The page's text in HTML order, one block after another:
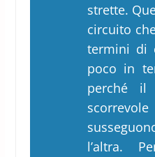
strette.
circuito
termini di
poco in
perché
l’altra.